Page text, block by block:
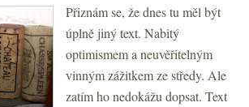
Přiznám se, že dnes tu měl být
úplně jiný text. Nabitý
optimismem a neuvěřitelným
vinným zážitkem ze středy. Ale
zatím ho nedokážu dopsat. Text